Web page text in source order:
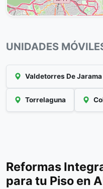
UNIDADES
Valdetorres De Jarama
Torrelaguna
Reformas
para tu Piso en